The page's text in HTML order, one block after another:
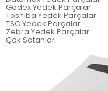
Godex Yedek Parçalar
Toshiba Yedek Parçalar
TSC Yedek Parçalar
Zebra Yedek Parçalar
Çok Satanlar